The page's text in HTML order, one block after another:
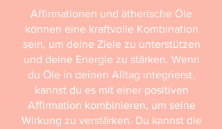
Affirmationen und ätherische Öle
können eine kraftvolle Kombination
sein, um deine Ziele zu unterstützen
und deine Energie zu stärken. Wenn
du Öle in deinen Alltag integrierst,
kannst du es mit einer positiven
Affirmation kombinieren, um seine
Wirkung zu verstärken. Du kannst die